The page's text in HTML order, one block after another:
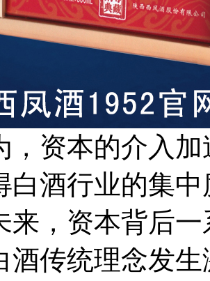
，资本的介入
白酒行业的集
来，资本背后
酒传统理念发